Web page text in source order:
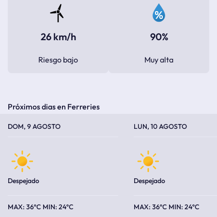
26 km/h
Riesgo bajo
90%
Muy alta
Próximos dias en Ferreries
DOM, 9 AGOSTO
Despejado
36ºC 24ºC
LUN, 10 AGOSTO
Despejado
36ºC 24ºC